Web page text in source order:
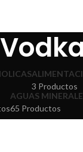
3 Productos
AGUAS
65 Productos